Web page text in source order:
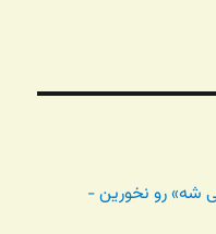
شه» رو نخورین -